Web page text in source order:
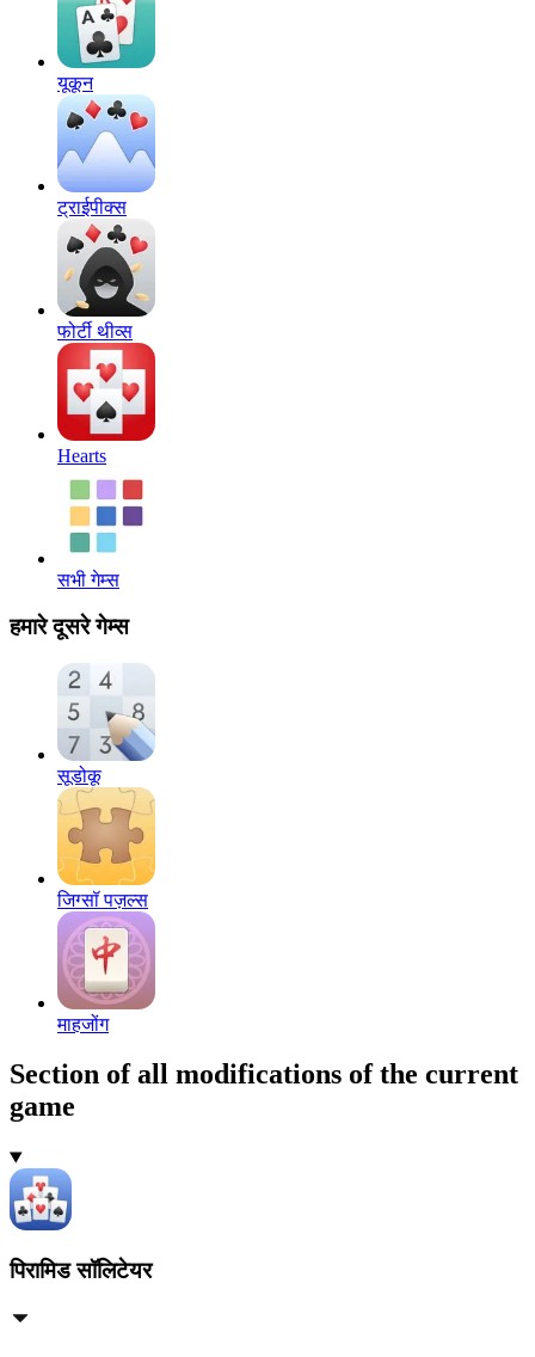
यूकून
ट्राईपीक्स
फोर्टी थीव्स
Hearts
सभी गेम्स
हमारे दूसरे गेम्स
सूडोकू
जिग्सॉ पज़ल्स
माहजोंग
Section of all modifications of the current
game
पिरामिड सॉलिटेयर